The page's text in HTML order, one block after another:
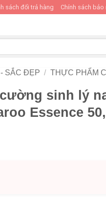
sách đổi trả hàng Chính sách bảo
SẮC ĐẸP / THỰC PHẨM
sinh lý
Essence